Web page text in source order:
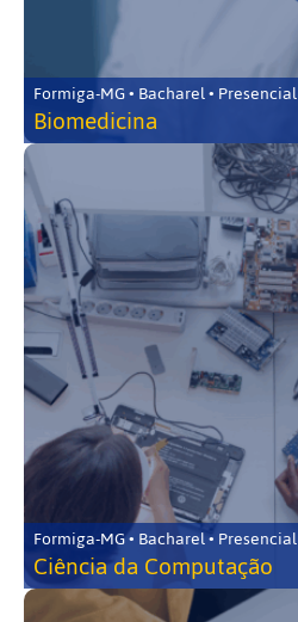
Formiga-MG • Bacharel • Presencial
Biomedicina
Formiga-MG • Bacharel • Presencial
Ciência da Computação